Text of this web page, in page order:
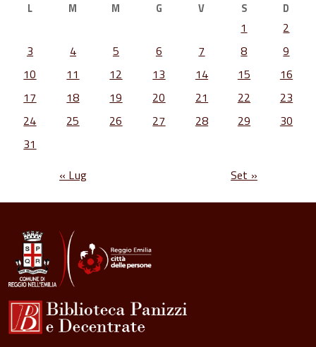
L M M G V S D
1
2
3
4 5 6 7 8
9
10
11 12 13 14 15
16
17
18 19 20 21 22
23
24
25 26 27 28 29
30
31
« Lug
Set »